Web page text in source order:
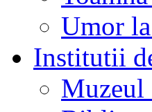
Umor
Institutii
Muzeul